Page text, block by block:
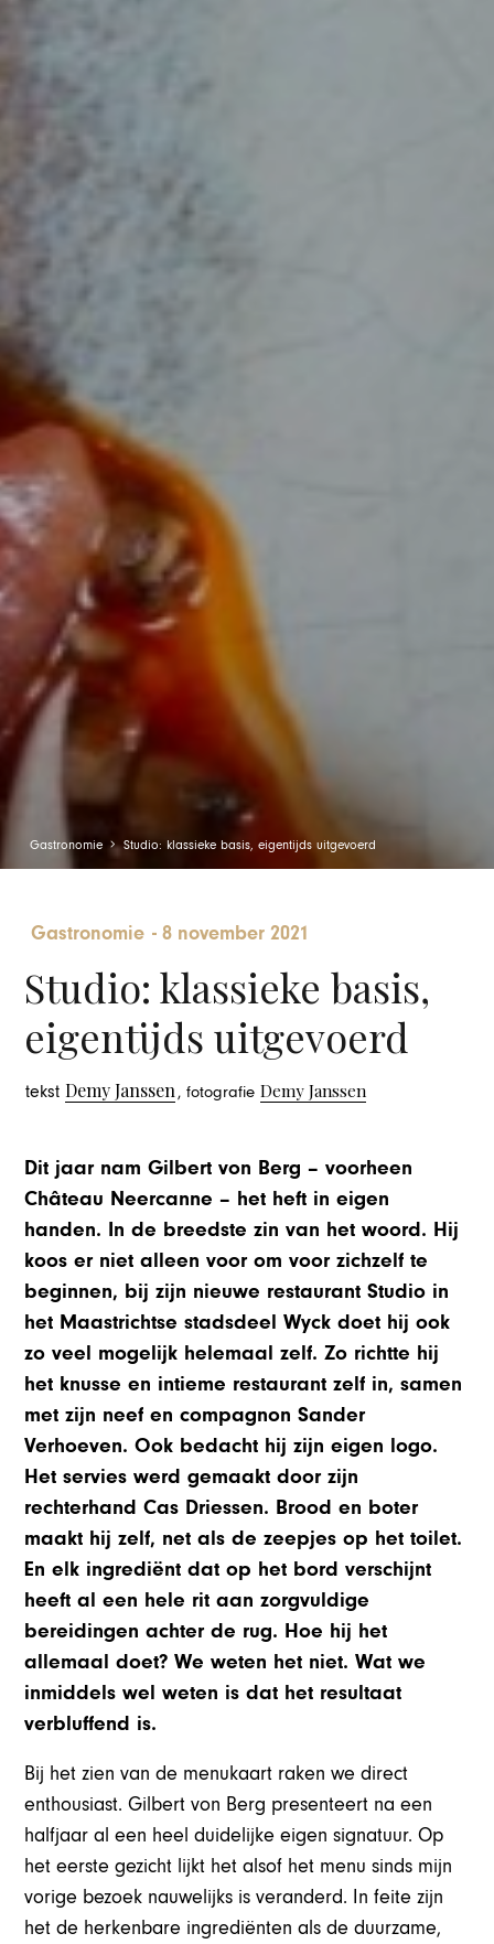
Gastronomie Studio: klassieke basis, eigentijds uitgevoerd
Gastronomie -8 november 2021
Studio: klassieke basis,
eigentijds uitgevoerd
tekstDemy Janssen , fotografieDemy Janssen
Dit jaar nam Gilbert von Berg – voorheen
Château Neercanne – het heft in eigen
handen. In de breedste zin van het woord. Hij
koos er niet alleen voor om voor zichzelf te
beginnen, bij zijn nieuwe restaurant Studio in
het Maastrichtse stadsdeel Wyck doet hij ook
zo veel mogelijk helemaal zelf. Zo richtte hij
het knusse en intieme restaurant zelf in, samen
met zijn neef en compagnon Sander
Verhoeven. Ook bedacht hij zijn eigen logo.
Het servies werd gemaakt door zijn
rechterhand Cas Driessen. Brood en boter
maakt hij zelf, net als de zeepjes op het toilet.
En elk ingrediënt dat op het bord verschijnt
heeft al een hele rit aan zorgvuldige
bereidingen achter de rug. Hoe hij het
allemaal doet? We weten het niet. Wat we
inmiddels wel weten is dat het resultaat
verbluffend is.
Bij het zien van de menukaart raken we direct
enthousiast. Gilbert von Berg presenteert na een
halfjaar al een heel duidelijke eigen signatuur. Op
het eerste gezicht lijkt het alsof het menu sinds mijn
vorige bezoek nauwelijks is veranderd. In feite zijn
het de herkenbare ingrediënten als de duurzame,